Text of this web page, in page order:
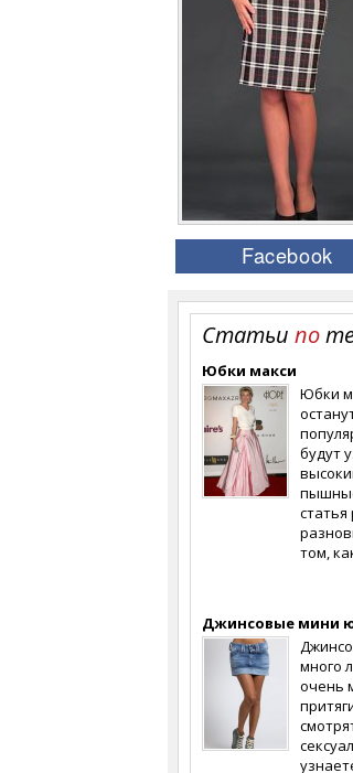
Статьи по
Юбки макси
Юбки
будут
статья
том,
Джинсовые мини
много
очень